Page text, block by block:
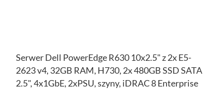
Serwer Dell PowerEdge R630 10x2.5" z 2x E5-
2623 v4, 32GB RAM, H730, 2x 480GB SSD SATA
2.5", 4x1GbE, 2xPSU, szyny, iDRAC 8 Enterprise